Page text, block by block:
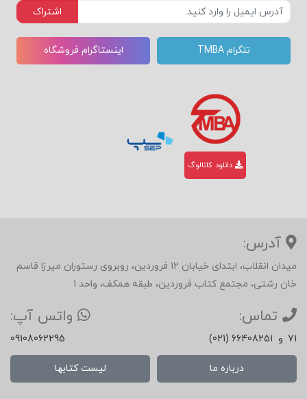
اشتراک
تلگرام TMBA اینستاگرام فروشگاه
دانلود کاتالوگ
آدرس:
میدان انقلاب، ابتدای خیابان 12 فروردین، روبروی رستوران میرزا قاسم
خان رشتی، مجتمع کتاب فروردین، طبقه همکف، واحد 1
تماس:
(021) 66408251 و 71
واتس آپ:
09108062295
درباره ما لیست کتابها